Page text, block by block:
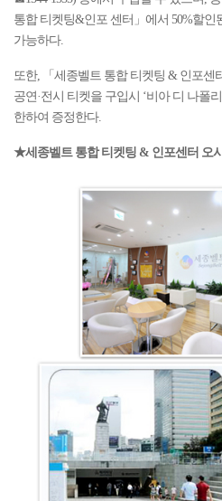
통합 티켓팅&인포 센터」에서 50%할
가능하다.
또한, 「세종벨트 통합 티켓팅 & 인포센
공연·전시 티켓을 구입시 ‘비아 디 나폴
한하여 증정한다.
★세종벨트 통합 티켓팅 & 인포센터 오